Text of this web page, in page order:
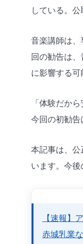
している。
音楽講師は
回の勧告は
に影響する可
「体験だか
今回の初勧告
本記事は、
います。今後
【速報】
赤城乳業